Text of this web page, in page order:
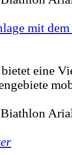
mit dem
eine